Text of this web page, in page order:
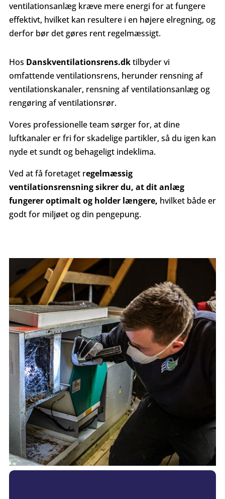
ventilationsanlæg kræve mere energi for at fungere
effektivt, hvilket kan resultere i en højere elregning, og
derfor bør det gøres rent regelmæssigt.
Hos Danskventilationsrens.dktilbyder vi
omfattende ventilationsrens, herunder rensning af
ventilationskanaler, rensning af ventilationsanlæg og
rengøring af ventilationsrør.
Vores professionelle team sørger for, at dine
luftkanaler er fri for skadelige partikler, så du igen kan
nyde et sundt og behageligt indeklima.
Ved at få foretaget regelmæssig
ventilationsrensning sikrer du, at dit anlæg
fungerer optimalt og holder længere, hvilket både er
godt for miljøet og din pengepung.